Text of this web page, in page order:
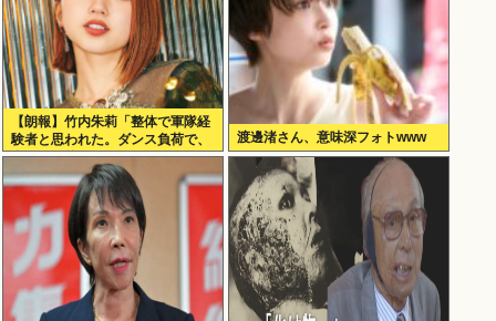
【朗報】竹内朱莉「整体で軍隊経
験者と思われた。ダンス負荷で、
私の骨と筋肉はもうグチャグチャ
になってい
渡邊渚さん、意味深フォトwww